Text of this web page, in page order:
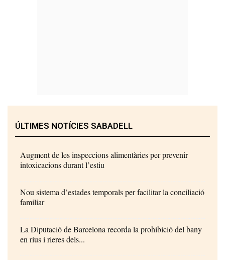
ÚLTIMES NOTÍCIES SABADELL
Augment de les inspeccions alimentàries per prevenir
intoxicacions durant l’estiu
Nou sistema d’estades temporals per facilitar la conciliació
familiar
La Diputació de Barcelona recorda la prohibició del bany
en rius i rieres dels...